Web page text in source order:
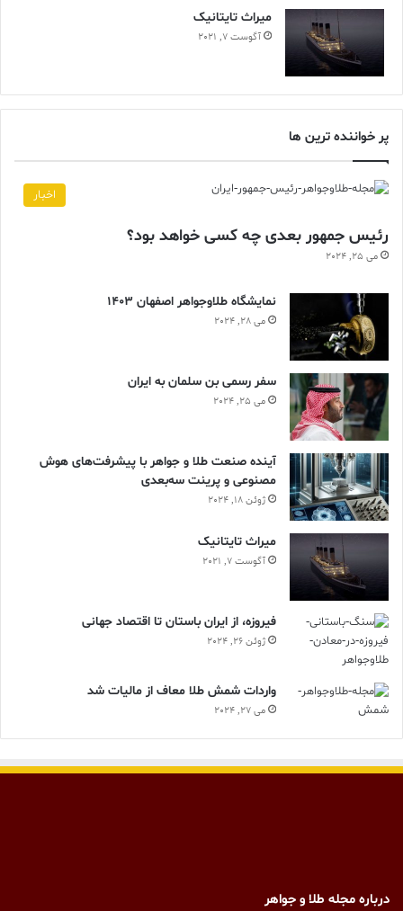
ميراث تايتانيک
آگوست 7, 2021
پر خواننده ترین ها
اخبار
رئیس جمهور بعدی چه کسی خواهد بود؟
می 25, 2024
نمایشگاه طلاوجواهر اصفهان 1403
می 28, 2024
سفر رسمی بن سلمان به ایران
می 25, 2024
آینده صنعت طلا و جواهر با پیشرفت‌های هوش
مصنوعی و پرینت سه‌بعدی
ژوئن 18, 2024
ميراث تايتانيک
آگوست 7, 2021
فیروزه، از ایران باستان تا اقتصاد جهانی
ژوئن 26, 2024
واردات شمش طلا معاف از مالیات شد
می 27, 2024
درباره مجله طلا و جواهر